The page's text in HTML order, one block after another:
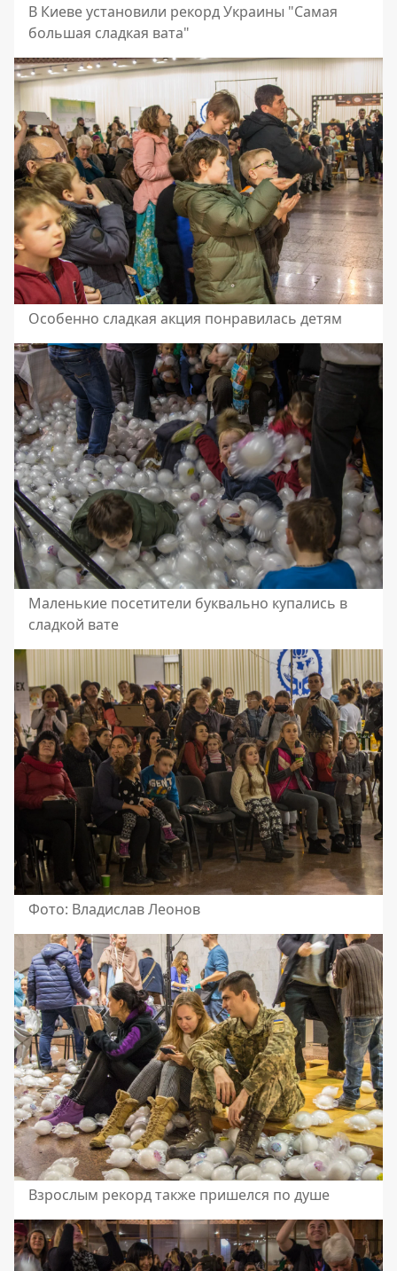
В Киеве установили рекорд Украины "Самая
большая сладкая вата"
Особенно сладкая акция понравилась детям
Маленькие посетители буквально купались в
сладкой вате
Фото: Владислав Леонов
Взрослым рекорд также пришелся по душе